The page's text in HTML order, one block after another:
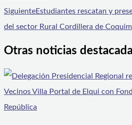
SiguienteEstudiantes rescatan y
del sector Rural Cordillera de
Otras noticias